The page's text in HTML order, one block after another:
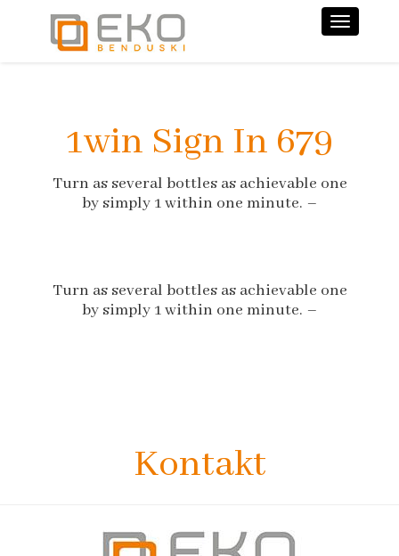
1win Sign In 679
Turn as several bottles as achievable one
by simply 1 within one minute. –
Turn as several bottles as achievable one
by simply 1 within one minute. –
Kontakt